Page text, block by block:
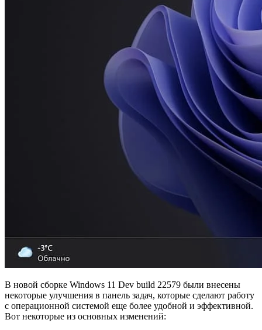
В новой сборке Windows 11 Dev build 22579 были внесены
некоторые улучшения в панель задач, которые сделают работу
с операционной системой еще более удобной и эффективной.
Вот некоторые из основных изменений: